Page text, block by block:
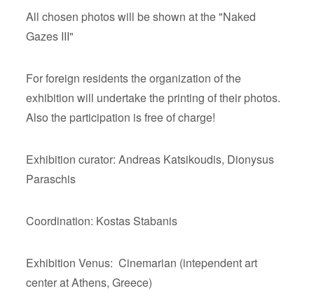
All chosen photos will be shown at the "Naked
Gazes III"
For foreign residents the organization of the
exhibition will undertake the printing of their photos.
Also the participation is free of charge!
Exhibition curator: Andreas Katsikoudis, Dionysus
Paraschis
Coordination: Kostas Stabanis
Exhibition Venus: Cinemarian (intependent art
center at Athens, Greece)